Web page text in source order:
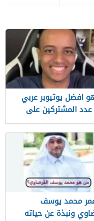
افضل يوتيوبر عربي
المشتركين على
الرسمية
محمد يوسف
ونبذة عن حياته